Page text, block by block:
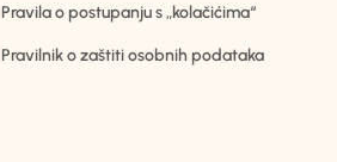
Pravila o postupanju s „kolačićima“
Pravilnik o zaštiti osobnih podataka